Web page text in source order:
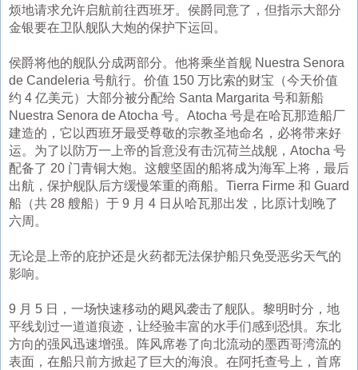
烦地请求允许启航前往西班牙。侯爵同意了，但指示大部分
金银要在卫队舰队大炮的保护下运回。
侯爵将他的舰队分成两部分。他将乘坐首舰 Nuestra Senora
de Candeleria 号航行。价值 150 万比索的财宝（今天价值
约 4 亿美元）大部分被分配给 Santa Margarita 号和新船
Nuestra Senora de Atocha 号。Atocha 号是在哈瓦那造船厂
建造的，它以西班牙最受尊敬的宗教圣地命名，必将带来好
运。为了以防万一上帝的旨意没有击沉荷兰战舰，Atocha 号
配备了 20 门青铜大炮。这艘坚固的船将成为海军上将，最后
出航，保护舰队后方缓慢笨重的商船。Tierra Firme 和 Guard
船（共 28 艘船）于 9 月 4 日从哈瓦那出发，比原计划晚了
六周。
无论是上帝的庇护还是火药都无法保护船只免受恶劣天气的
影响。
9 月 5 日，一场快速移动的飓风袭击了舰队。黎明时分，地
平线划过一道道痕迹，让经验丰富的水手们感到恐惧。东北
方向的强风迅速增强。阵风席卷了向北流动的墨西哥湾流的
表面，在船只前方掀起了巨大的海浪。在阿托查号上，首席